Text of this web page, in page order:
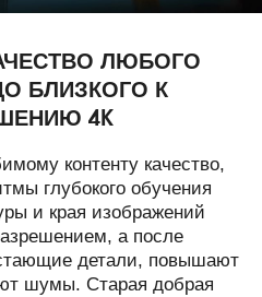
ЛЮБОГО
БЛИЗКОГО К
4K
контенту качество,
глубокого обучения
и края изображений
а после
детали, повышают
шумы. Старая добрая